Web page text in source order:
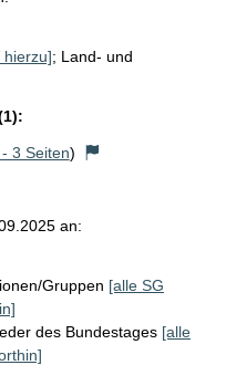
hierzu]; Land- und
3 Seiten)
an:
Gruppen [alle SG
des Bundestages [alle